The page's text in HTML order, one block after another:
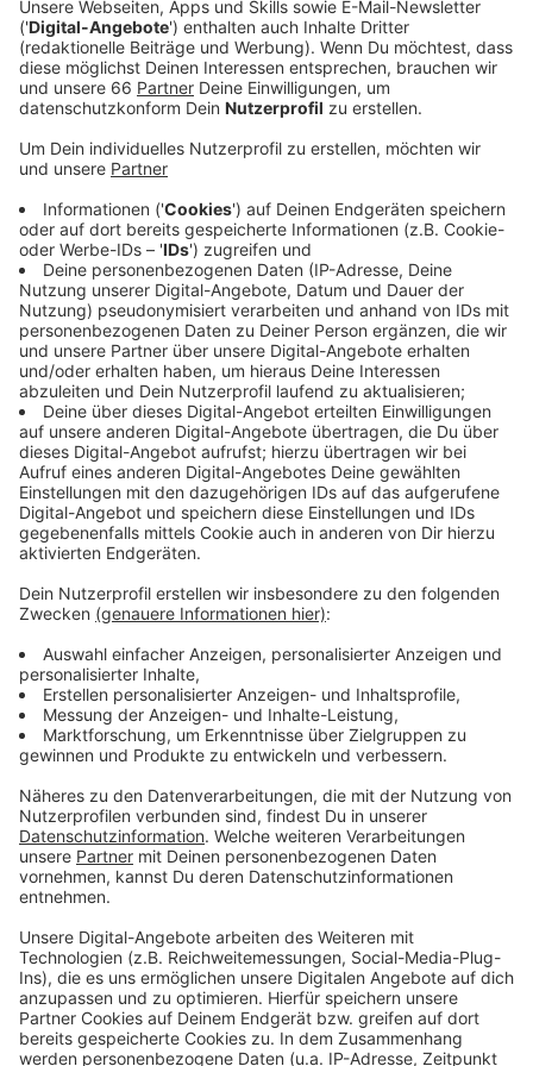
Veröffentlicht:Mittwoch, 01.09.2021 04:39
Anzeige
Morgen (2. September 2021) steht das Impfmobil auf
dem Apolloplatz, am Freitag dann auf dem
Schadowplatz und am Wochenende am PSD Bank
Dome und am Fortuna Büdchen. Das Impfmobil ist
immer von 10 bis 19 Uhr vor Ort. Wer sich impfen
lassen möchte braucht seinen Personalausweis und
den Impfpass. Geimpft wird mit allen zugelassenen
Impfstoffen. Man kann sich sowohl zum ersten als
auch zum zweiten Mal impfen lassen. Wer sich zum
ersten Mal impfen lässt bekommt seine zweite
Spritze vier Wochen später, wieder im Impfmobil. Eine
Übersicht mit allen Impfstellen gibt es im AD-Insta-
Feed.
Anzeige
Weitere Infos und Links zum Thema:
Anzeige
Die Infos der Stadt Düsseldorf zu den Impfungen
gegen Corona
An den Schulen steigen die Coronazahlen
Was bringt die Auffrischungsimpfung?
Neue Coronaregeln in Bayern ab Donnerstag
Anzeige